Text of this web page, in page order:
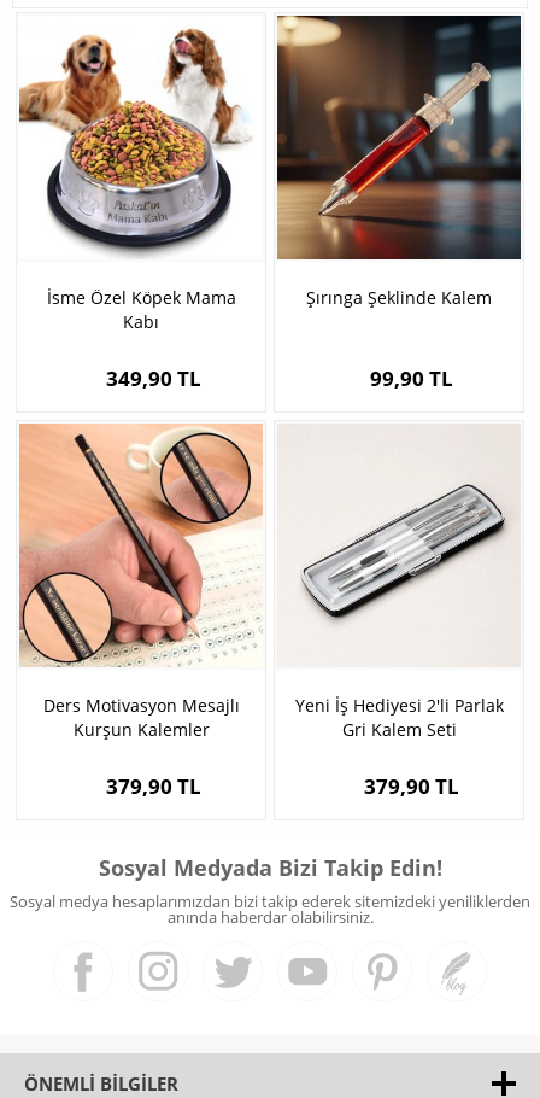
İsme Özel Köpek Mama
Kabı
349,90 TL
Şırınga Şeklinde Kalem
99,90 TL
Ders Motivasyon Mesajlı
Kurşun Kalemler
379,90 TL
Yeni İş Hediyesi 2'li Parlak
Gri Kalem Seti
379,90 TL
Sosyal Medyada Bizi Takip Edin!
Sosyal medya hesaplarımızdan bizi takip ederek sitemizdeki yeniliklerden
anında haberdar olabilirsiniz.
ÖNEMLI BILGILER